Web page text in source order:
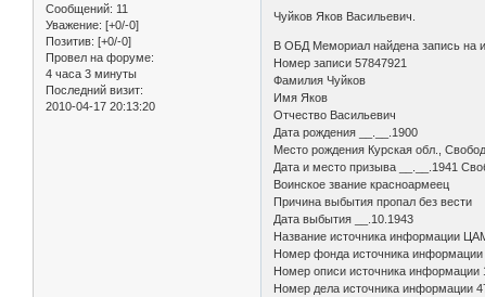
Сообщений: 11
Уважение: [+0/-0]
Позитив: [+0/-0]
Провел на форуме:
4 часа 3 минуты
Последний визит:
2010-04-17 20:13:20
Чуйков Яков Васильевич.
В ОБД Мемориал найдена запись на
Номер записи 57847921
Фамилия Чуйков
Имя Яков
Отчество Васильевич
Дата рождения __.__.1900
Место рождения Курская обл.,
Дата и место призыва __.__.1941
Воинское звание красноармеец
Причина выбытия пропал без вести
Дата выбытия __.10.1943
Название источника информации
Номер фонда источника информации
Номер описи источника информации
Номер дела источника информации